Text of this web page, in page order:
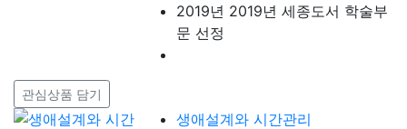
2019년 2019년 세종도서 학술부
문 선정
관심상품 담기
생애설계와 시간관리